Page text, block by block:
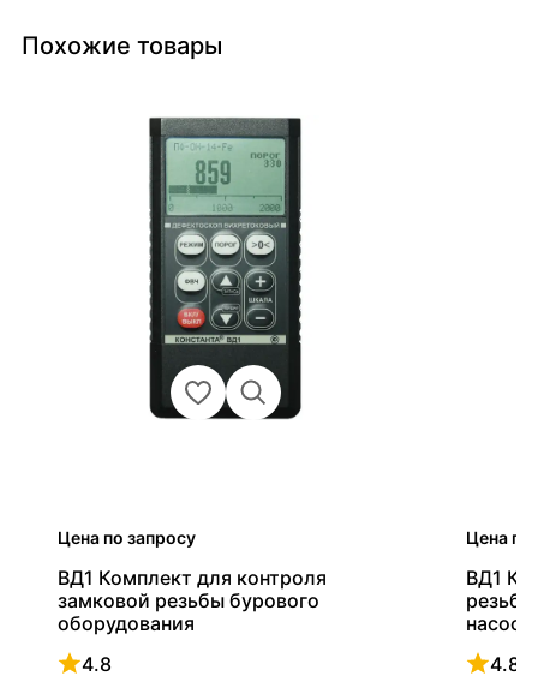
Похожие товары
Цена по запросу
ВД1 Комплект для контроля
замковой резьбы бурового
оборудования
4.8
Рейтинг 4.8 из 5
Цена по
ВД1
4.8